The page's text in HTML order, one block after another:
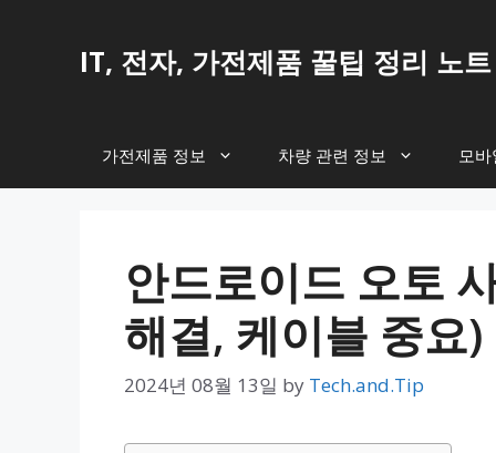
IT, 전자, 가전제품 꿀팁 정리 노트
가전제품 정보 차량 관련 정보 모
안드로이드 오토
해결, 케이블 중요)
2024년 08월 13일 by Tech.and.Tip